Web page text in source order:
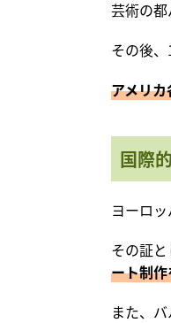
芸術の
その後
アメリ
国際
ヨーロ
その証
ート制
また、